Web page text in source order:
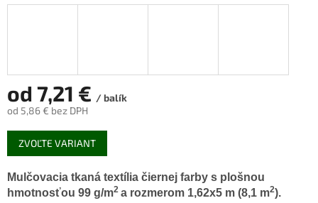
od 7,21 € / balík
od 5,86 € bez DPH
Jednotková
cena:
ZVOĽTE VARIANT
Mulčovacia tkaná textília čiernej farby s plošnou
hmotnosťou 99 g/m2 a rozmerom 1,62x5 m (8,1 m2).